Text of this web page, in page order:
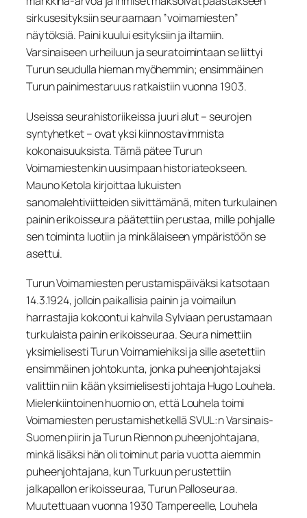
sirkusesityksiin seuraamaan ”voimamiesten”
näytöksiä. Paini kuului esityksiin ja iltamiin.
Varsinaiseen urheiluun ja seuratoimintaan se liittyi
Turun seudulla hieman myöhemmin; ensimmäinen
Turun painimestaruus ratkaistiin vuonna 1903.
Useissa seurahistoriikeissa juuri alut – seurojen
syntyhetket – ovat yksi kiinnostavimmista
kokonaisuuksista. Tämä pätee Turun
Voimamiestenkin uusimpaan historiateokseen.
Mauno Ketola kirjoittaa lukuisten
sanomalehtiviitteiden siivittämänä, miten turkulainen
painin erikoisseura päätettiin perustaa, mille pohjalle
sen toiminta luotiin ja minkälaiseen ympäristöön se
asettui.
Turun Voimamiesten perustamispäiväksi katsotaan
14.3.1924, jolloin paikallisia painin ja voimailun
harrastajia kokoontui kahvila Sylviaan perustamaan
turkulaista painin erikoisseuraa. Seura nimettiin
yksimielisesti Turun Voimamiehiksi ja sille asetettiin
ensimmäinen johtokunta, jonka puheenjohtajaksi
valittiin niin ikään yksimielisesti johtaja Hugo Louhela.
Mielenkiintoinen huomio on, että Louhela toimi
Voimamiesten perustamishetkellä SVUL:n Varsinais-
Suomen piirin ja Turun Riennon puheenjohtajana,
minkä lisäksi hän oli toiminut paria vuotta aiemmin
puheenjohtajana, kun Turkuun perustettiin
jalkapallon erikoisseuraa, Turun Palloseuraa.
Muutettuaan vuonna 1930 Tampereelle, Louhela